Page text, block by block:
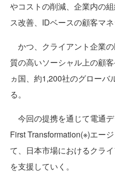
やコストの削減、企業内の
ス改善、IDベースの顧客マネ
かつ、クライアント企業の
質の高いソーシャル上の顧
ヵ国、約1,200社のグローバ
る。
今回の提携を通じて電通
First Transformation(※)エー
て、日本市場におけるクラ
を支援していく。